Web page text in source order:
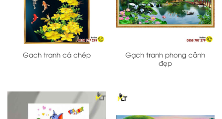
Gạch tranh cá chép
Gạch tranh phong cảnh
đẹp